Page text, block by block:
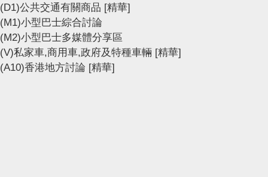
(D1)公共交通有關商品 [精華]
(M1)小型巴士綜合討論
(M2)小型巴士多媒體分享區
(V)私家車,商用車,政府及特種車輛 [精華]
(A10)香港地方討論 [精華]